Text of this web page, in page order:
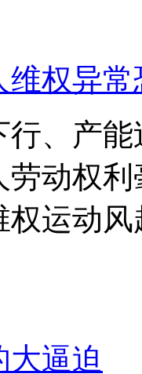
维权异
行、产
劳动权
运动
逼迫